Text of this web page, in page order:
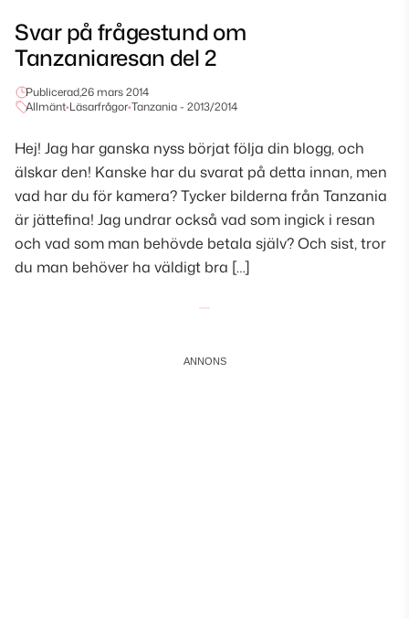
Svar på frågestund om
Tanzaniaresan del 2
Publicerad,26 mars 2014
Allmänt•Läsarfrågor•Tanzania - 2013/2014
Hej! Jag har ganska nyss börjat följa din blogg, och
älskar den! Kanske har du svarat på detta innan, men
vad har du för kamera? Tycker bilderna från Tanzania
är jättefina! Jag undrar också vad som ingick i resan
och vad som man behövde betala själv? Och sist, tror
du man behöver ha väldigt bra […]